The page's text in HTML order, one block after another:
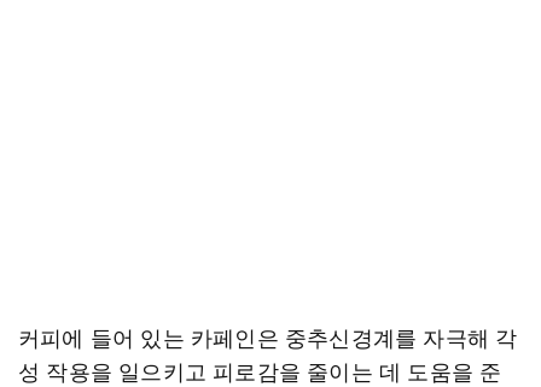
커피에 들어 있는 카페인은 중추신경계를 자극해 각
성 작용을 일으키고 피로감을 줄이는 데 도움을 준